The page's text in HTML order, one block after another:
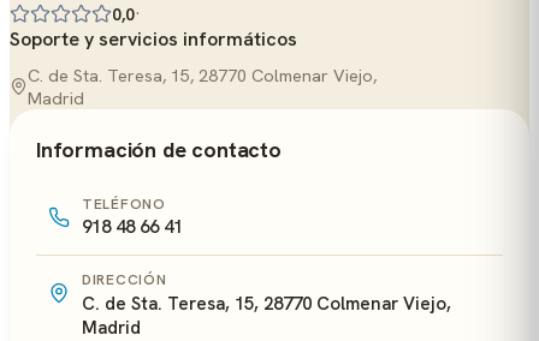
0,0·
Soporte y servicios informáticos
C. de Sta. Teresa, 15, 28770 Colmenar Viejo,
Madrid
Información de contacto
TELÉFONO
918 48 66 41
DIRECCIÓN
C. de Sta. Teresa, 15, 28770 Colmenar Viejo,
Madrid